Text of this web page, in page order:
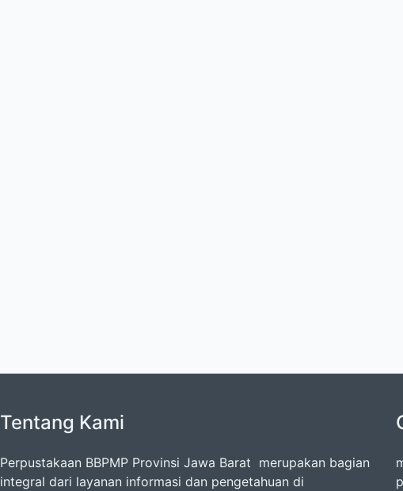
Tentang Kami
Perpustakaan BBPMP Provinsi Jawa Barat merupakan bagian
integral dari layanan informasi dan pengetahuan di